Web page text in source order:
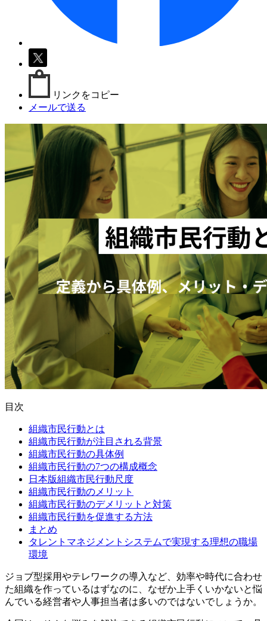
リンクをコピー
メールで送る
目次
組織市民行動とは
組織市民行動が注目される背景
組織市民行動の具体例
組織市民行動の7つの構成概念
日本版組織市民行動尺度
組織市民行動のメリット
組織市民行動のデメリットと対策
組織市民行動を促進する方法
まとめ
タレントマネジメントシステムで実現する理想の職場
環境
ジョブ型採用やテレワークの導入など、効率や時代に合わせ
た組織を作っているはずなのに、なぜか上手くいかないと悩
んでいる経営者や人事担当者は多いのではないでしょうか。